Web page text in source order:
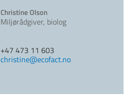
Christine Olson
Miljørådgiver, biolog
+47 473 11 603
christine@ecofact.no